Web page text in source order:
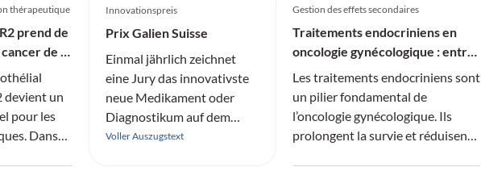
thérapeutique
prend de
de la
devient un
pour les
Dans
Innovationspreis
Prix Galien Suisse
Einmal jährlich zeichnet
eine Jury das innovativste
neue Medikament oder
Diagnostikum auf dem
Schweizer Markt aus.
Voller Auszugstext
Gestion des effets secondaires
Traitements endocriniens en
oncologie gynécologique : entre
efficacité et qualité de vie
Les traitements endocriniens sont
un pilier fondamental de
l’oncologie gynécologique. Ils
prolongent la survie et réduisent